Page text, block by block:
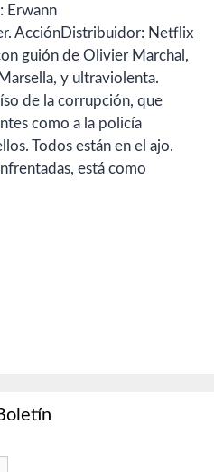
Erwann
AcciónDistribuidor: Netflix
guión de Olivier Marchal,
y ultraviolenta.
de la corrupción, que
como a la policía
Todos están en el ajo.
está como